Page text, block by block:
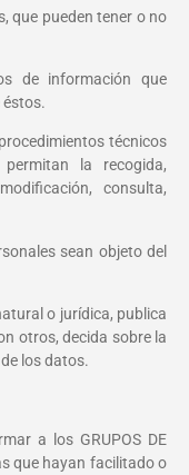
que pueden tener o no
de información que
técnicos
la recogida,
consulta,
sean objeto del
o jurídica, publica
otros, decida sobre la
los datos.
a los GRUPOS DE
que hayan facilitado o